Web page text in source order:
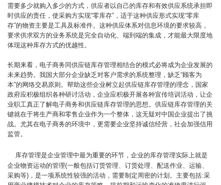
需要多少就购入多少的方式，供应者以自己的库存和有效供应系统承担即
时供应的责任，使采购方实现“零库存”，适于这种供应形式实现“零库
存”的物资主要是工具及标准件。这种供应体系对信息环境的要求较高，
要求供求双方的业务系统是完全自动化、端到端的集成，才能最大限度地
体现这种库存方式的优越性。
长期来看，电子商务同供应链库存管理相结合的模式必将成为企业发展的
未来趋势。我国大部分企业缺乏对客户需求的系统整理，缺乏“顾客为
本”的网络交易原则。帮助这些企业树立起供应链库存管理的理念，国家
政府应积极组织各种研讨活动，企业应积极开展各种宣传培训活动，让企
业职工真正了解电子商务和供应链库存管理的思想。供应链库存管理的关
键就在于将生产商和零售企业作为一个整体，这无疑对中国企业提出了挑
战。尤其在电子商务的环境中，更需要企业坚持诚信经营，社会加强信用
监管。
库存管理是企业管理中最为重要的环节，企业的库存管理实际上就是
企业物资运动的管理(一般包括订货管理、订货处理、配送作业、运输、
采购等)，是一项系统性较强的活动，需要制定周密的计划。主要包括:采